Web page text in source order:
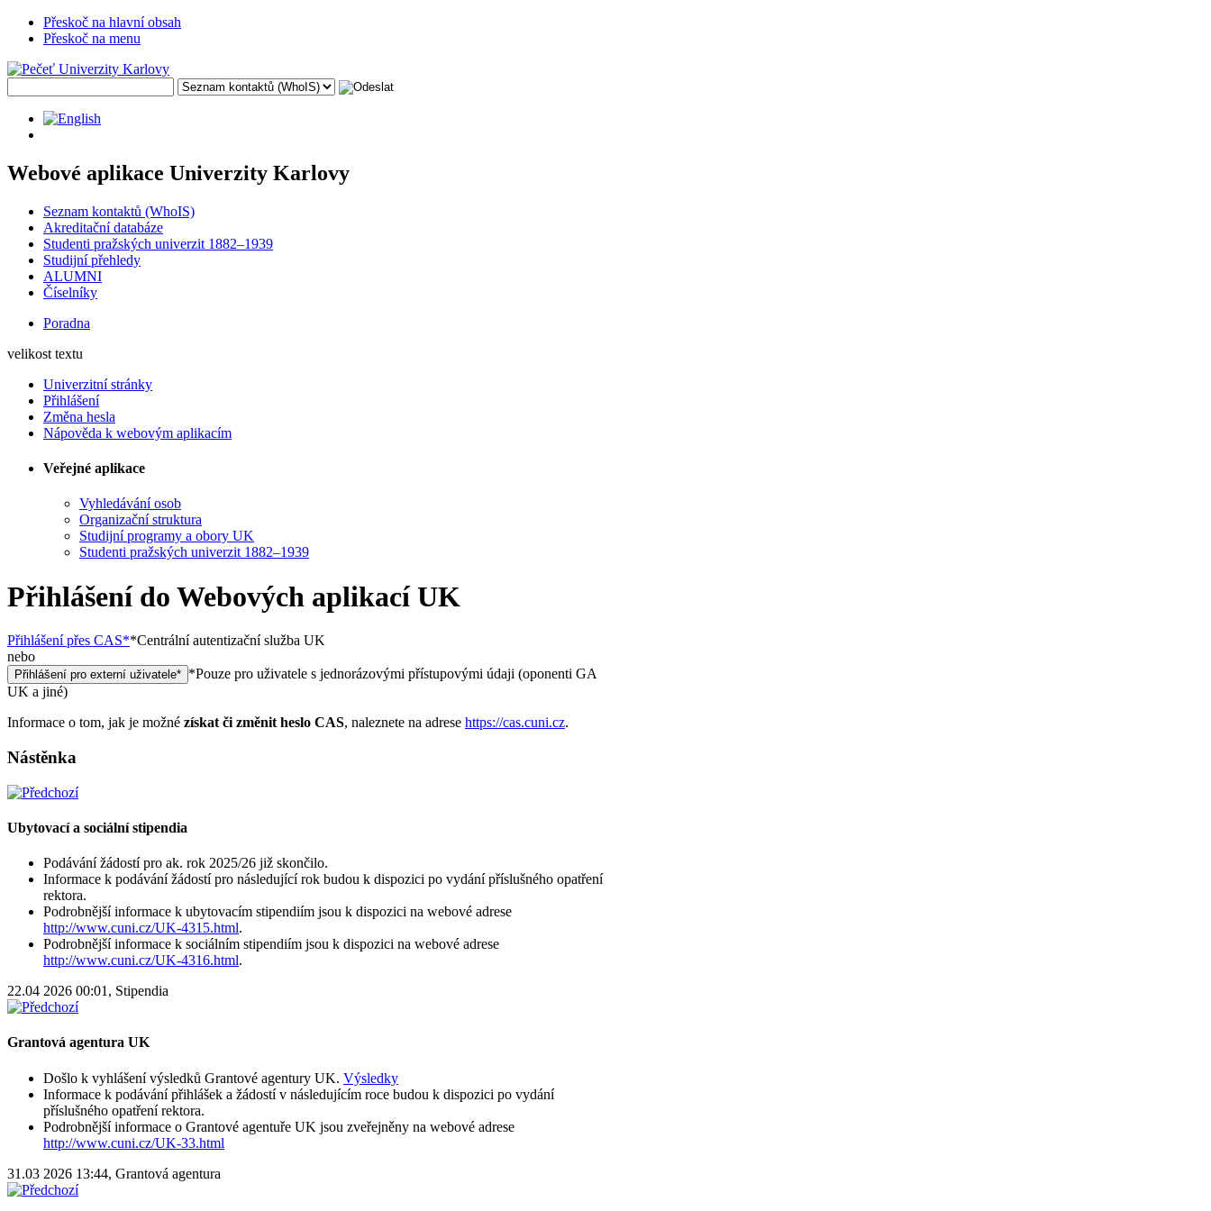
Přeskoč na hlavní obsah
Přeskoč na menu
Webové aplikace Univerzity Karlovy
Seznam kontaktů (WhoIS)
Akreditační databáze
Studenti pražských univerzit 1882–1939
Studijní přehledy
ALUMNI
Číselníky
Poradna
velikost textu
Univerzitní stránky
Přihlášení
Změna hesla
Nápověda k webovým aplikacím
Veřejné aplikace
Vyhledávání osob
Organizační struktura
Studijní programy a obory UK
Studenti pražských univerzit 1882–1939
Přihlášení do Webových aplikací UK
Přihlášení přes CAS**Centrální autentizační služba UK
nebo
Přihlášení pro externí uživatele* *Pouze pro uživatele s jednorázovými přístupovými údaji (oponenti GA
UK a jiné)
Informace o tom, jak je možné získat či změnit heslo CAS, naleznete na adrese https://cas.cuni.cz.
Nástěnka
Ubytovací a sociální stipendia
Podávání žádostí pro ak. rok 2025/26 již skončilo.
Informace k podávání žádostí pro následující rok budou k dispozici po vydání příslušného opatření
rektora.
Podrobnější informace k ubytovacím stipendiím jsou k dispozici na webové adrese
http://www.cuni.cz/UK-4315.html.
Podrobnější informace k sociálním stipendiím jsou k dispozici na webové adrese
http://www.cuni.cz/UK-4316.html.
22.04 2026 00:01, Stipendia
Grantová agentura UK
Došlo k vyhlášení výsledků Grantové agentury UK. Výsledky
Informace k podávání přihlášek a žádostí v následujícím roce budou k dispozici po vydání
příslušného opatření rektora.
Podrobnější informace o Grantové agentuře UK jsou zveřejněny na webové adrese
http://www.cuni.cz/UK-33.html
31.03 2026 13:44, Grantová agentura